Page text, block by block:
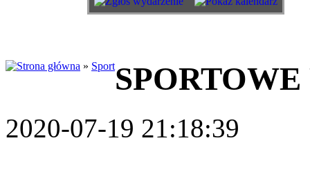
» Sport
2020-07-19 21:18:39